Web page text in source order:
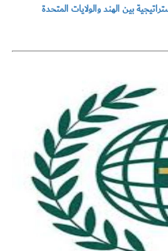
بين الهند والولايات المتحدة